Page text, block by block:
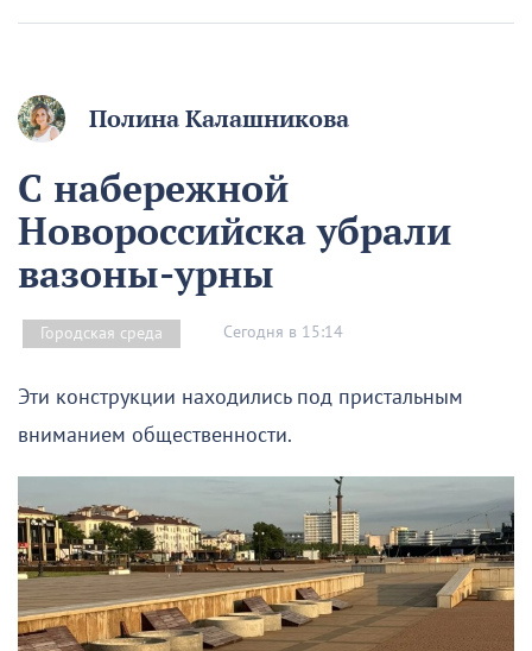
Полина Калашникова
С набережной
Новороссийска убрали
вазоны-урны
Городская среда Сегодня в 15:14
Эти конструкции находились под пристальным
вниманием общественности.